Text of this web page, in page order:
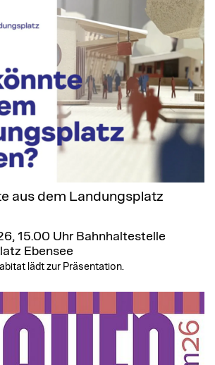
aus dem Landungsplatz
15.00 Uhr Bahnhaltestelle
Ebensee
lädt zur Präsentation.